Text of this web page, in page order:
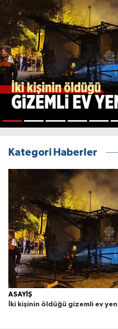
Kategori Haberler
ASAYİŞ
İki kişinin öldüğü gizemli ev